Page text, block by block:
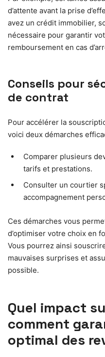
d’attente avant la prise
avez un crédit immobilier,
nécessaire pour garantir
remboursement en cas
Conseils pour
de contrat
Pour accélérer la
voici deux démarches
Comparer plusieurs
tarifs et prestations.
Consulter un courtier
accompagnement
Ces démarches vous
d’optimiser votre choix en
Vous pourrez ainsi
mauvaises surprises et
possible.
Quel impact
comment
optimal des